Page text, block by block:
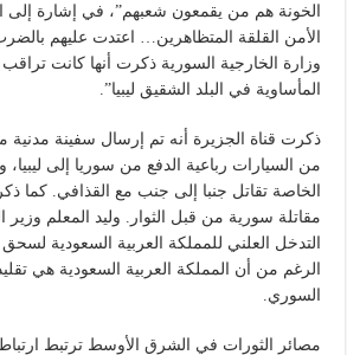
الخونة هم من يقمعون شعبهم”، في إشارة
وزارة الخارجية السورية ذكرت أنها كانت
المأساوية في البلد الشقيق ليبيا”.
من السيارات رباعية الدفع من سوريا إلى ليبيا،
الخاصة تقاتل جنبا إلى جنب مع القذافي. كما
مقاتلة سورية من قبل الثوار. وليد المعلم
التدخل العلني للمملكة العربية السعودية لسحق
الرغم من أن المملكة العربية السعودية هي
السوري.
مصائر الثورات في الشرق الأوسط ترتبط